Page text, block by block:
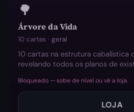
🌳
Árvore da Vida
10 cartas ·geral
10 cartas na estrutura cabalística
revelando todos os planos de
Bloqueado — sobe de nível ou vê a loja.
LOJA